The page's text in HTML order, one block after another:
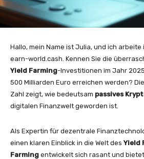
Hallo, mein Name ist Julia, und ich
earn-world.cash. Kennen Sie die
Yield Farming-Investitionen im Jahr
500 Milliarden Euro erreichen werden?
Zahl zeigt, wie bedeutsam passives
digitalen Finanzwelt geworden ist.
Als Expertin für dezentrale
einen klaren Einblick in die Welt des Yield
Farming entwickelt sich rasant und